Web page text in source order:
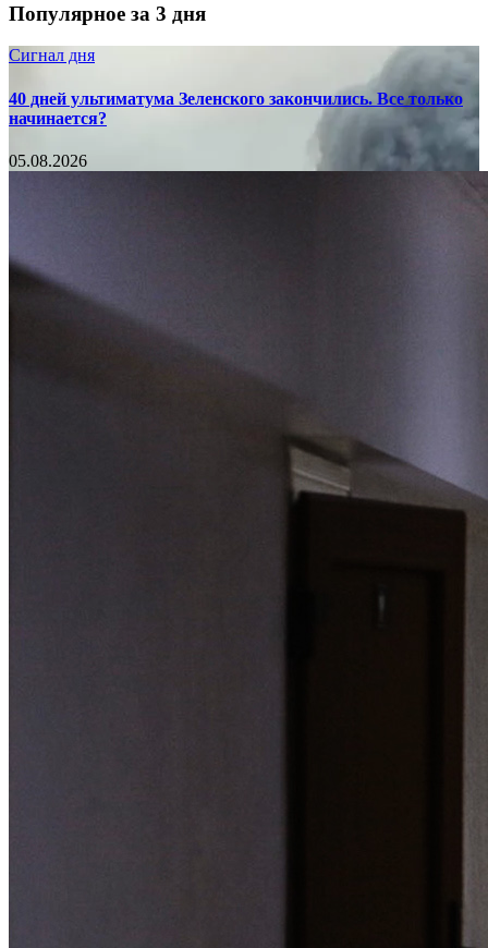
Популярное за 3 дня
Сигнал дня
40 дней ультиматума Зеленского закончились. Все только
начинается?
05.08.2026